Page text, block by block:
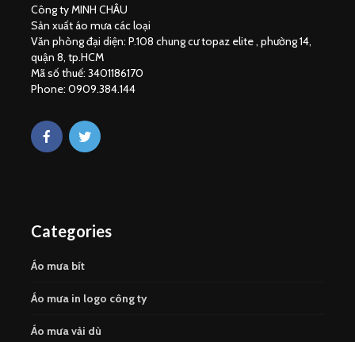
Công ty MINH CHÂU
Sản xuất áo mưa các loại
Văn phòng đại diện: P.108 chung cư topaz elite , phường 14,
quận 8, tp.HCM
Mã số thuế: 3401186170
Phone: 0909.384.144
Categories
Áo mưa bít
Áo mưa in logo công ty
Áo mưa vải dù